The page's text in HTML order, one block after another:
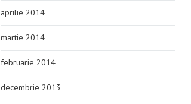
aprilie 2014
martie 2014
februarie 2014
decembrie 2013